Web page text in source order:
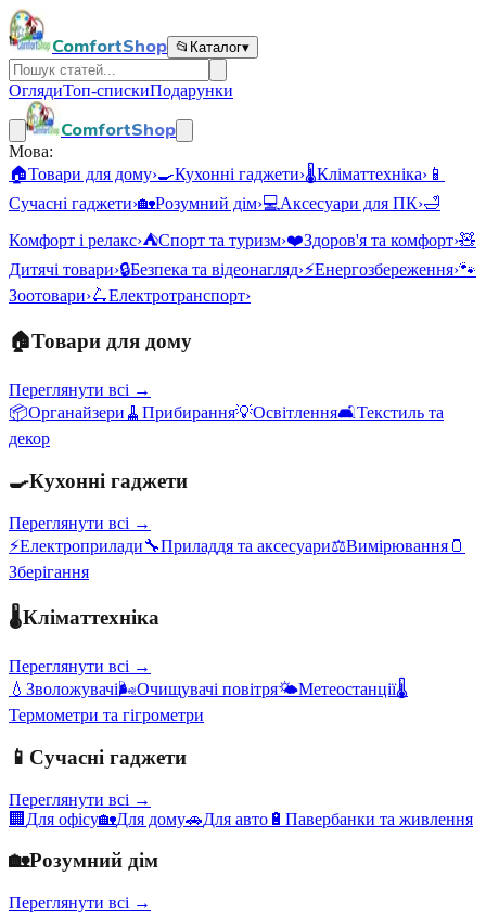
ComfortShop 📂 Каталог▾
ОглядиТоп-спискиПодарунки
ComfortShop
Мова:
🏠Товари для дому›🍳Кухонні гаджети›🌡️Кліматтехніка› 📱
Сучасні гаджети›🏡Розумний дім›💻Аксесуари для ПК›🛁
Комфорт і релакс›⛺Спорт та туризм›❤️Здоров'я та комфорт›🧸
Дитячі товари›🔒Безпека та відеонагляд›⚡Енергозбереження›🐾
Зоотовари›🛴Електротранспорт›
🏠Товари для дому
Переглянути всі →
📦Органайзери 🧹 Прибирання💡Освітлення🛋️Текстиль та
декор
🍳Кухонні гаджети
Переглянути всі →
⚡Електроприлади🔧Приладдя та аксесуари⚖️Вимірювання 🫙
Зберігання
🌡️Кліматтехніка
Переглянути всі →
💧 Зволожувачі🌬️Очищувачі повітря🌤️Метеостанції🌡️
Термометри та гігрометри
📱 Сучасні гаджети
Переглянути всі →
🏢 Для офісу🏡Для дому🚗Для авто 🔋 Павербанки та живлення
🏡Розумний дім
Переглянути всі →